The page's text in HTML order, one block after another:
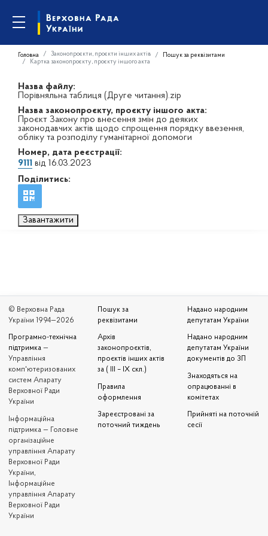
Головна Законопроєкти, проєкти інших актів
Пошук за реквізитами
Картка законопроєкту, проєкту іншого акта
Назва файлу:
Порівняльна таблиця (Друге читання).zip
Назва законопроєкту, проєкту іншого акта:
Проєкт Закону про внесення змін до деяких
законодавчих актів щодо спрощення порядку ввезення,
обліку та розподілу гуманітарної допомоги
Номер, дата реєстрації:
9111 від 16.03.2023
Поділитись:
Завантажити
© Верховна Рада
України 1994—2026
Програмно-технічна
підтримка —
Управління
комп'ютеризованих
систем Апарату
Верховної Ради
України
Iнформаційна
підтримка — Головне
організаційне
управління Апарату
Верховної Ради
України,
Інформаційне
управління Апарату
Верховної Ради
України
Пошук за
реквізитами
Архів
законопроєктів,
проєктів інших актів
за ( III – IX скл.)
Правила
оформлення
Зареєстровані за
поточний тиждень
Надано народним
депутатам України
Надано народним
депутатам України
документів до ЗП
Знаходяться на
опрацюванні в
комітетах
Прийняті на поточній
сесії